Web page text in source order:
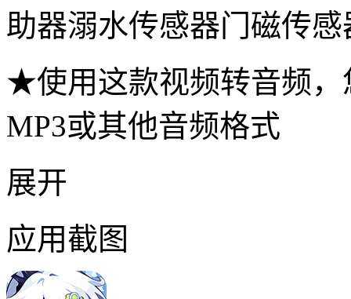
助器溺水传感器门磁传感
★使用这款视频转音频，
MP3或其他音频格式
展开
应用截图